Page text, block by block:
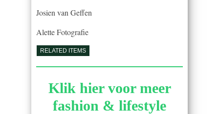
Josien van Geffen
Alette Fotografie
RELATED ITEMS
Klik hier voor meer
fashion & lifestyle